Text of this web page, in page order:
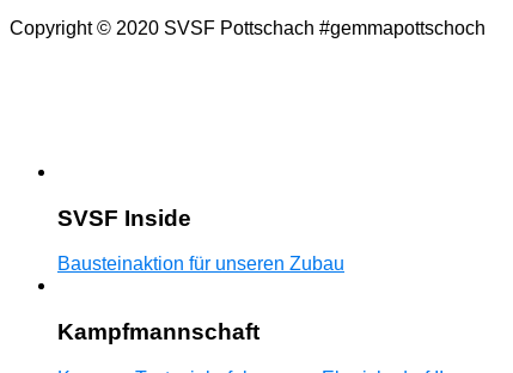
Copyright © 2020 SVSF Pottschach #gemmapottschoch
SVSF Inside
Bausteinaktion für unseren Zubau
Kampfmannschaft